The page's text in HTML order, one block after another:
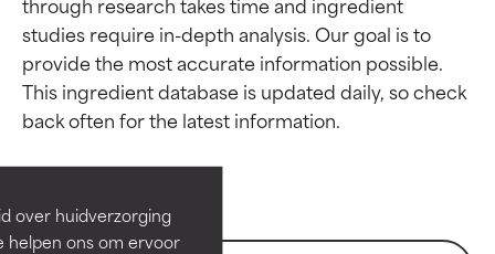
over huidverzorging
helpen ons om ervoor
studies require in-depth analysis. Our goal is to
provide the most accurate information possible.
This ingredient database is updated daily, so check
Beoordelingen van
ingrediënten
Bewezen en ondersteund door
onafhankelijk onderzoek.
Beoordelingen van
ingrediënten
Bewezen en ondersteund door
onafhankelijk onderzoek.